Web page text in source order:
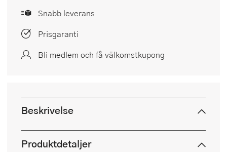
Snabb leverans
Prisgaranti
Bli medlem och få välkomstkupong
Beskrivelse
Produktdetaljer